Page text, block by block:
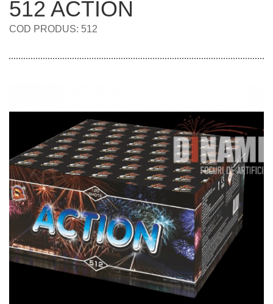
512 ACTION
COD PRODUS: 512